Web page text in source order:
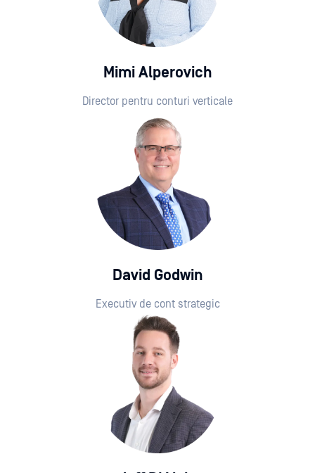
Mimi Alperovich
Director pentru conturi verticale
David Godwin
Executiv de cont strategic